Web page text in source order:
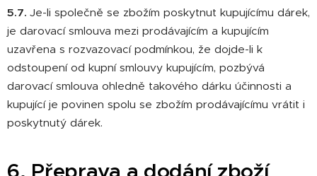
5.7. Je-li společně se zbožím poskytnut kupujícímu dárek,
je darovací smlouva mezi prodávajícím a kupujícím
uzavřena s rozvazovací podmínkou, že dojde-li k
odstoupení od kupní smlouvy kupujícím, pozbývá
darovací smlouva ohledně takového dárku účinnosti a
kupující je povinen spolu se zbožím prodávajícímu vrátit i
poskytnutý dárek.